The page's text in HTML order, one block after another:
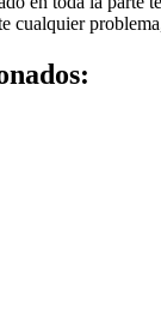
cualquier